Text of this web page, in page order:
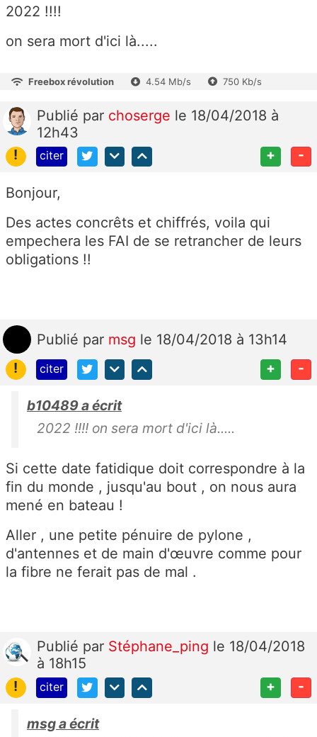
2022 !!!!
on sera mort d'ici là.....
Freebox révolution 4.54 Mb/s 750 Kb/s
Publié par choserge le 18/04/2018 à
12h43
!
citer + -
Bonjour,
Des actes concrêts et chiffrés, voila qui
empechera les FAI de se retrancher de leurs
obligations !!
Publié par msg le 18/04/2018 à 13h14
!
citer + -
b10489 a écrit
2022 !!!! on sera mort d'ici là.....
Si cette date fatidique doit correspondre à la
fin du monde , jusqu'au bout , on nous aura
mené en bateau !
Aller , une petite pénuire de pylone ,
d'antennes et de main d'œuvre comme pour
la fibre ne ferait pas de mal .
Publié par Stéphane_ping le 18/04/2018
à 18h15
!
citer + -
msg a écrit